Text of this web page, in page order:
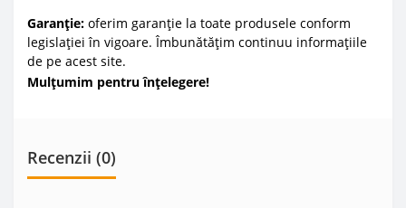
Garanție: oferim garanție la toate produsele conform
legislației în vigoare. Îmbunătățim continuu informațiile
de pe acest site.
Mulțumim pentru înțelegere!
Recenzii (0)